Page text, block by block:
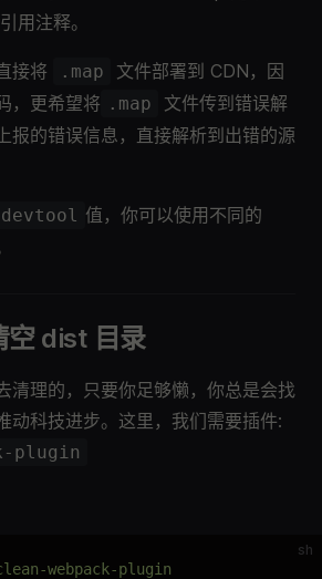
用注释。
接将 .map
文件部署到 CDN，因
，更希望将 .map
文件传到错误解
报的错误信息，直接解析到出错的源
devtool 值，你可以使用不同的
空 dist 目录
清理的，只要你足够懒，你总是会找
动科技进步。这里，我们需要插件:
plugin
sh
webpack-plugin